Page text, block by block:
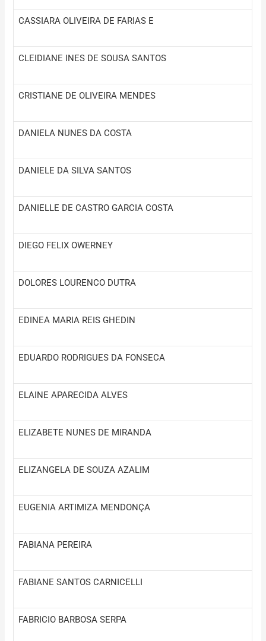
CASSIARA OLIVEIRA DE FARIAS E
CLEIDIANE INES DE SOUSA SANTOS
CRISTIANE DE OLIVEIRA MENDES
DANIELA NUNES DA COSTA
DANIELE DA SILVA SANTOS
DANIELLE DE CASTRO GARCIA COSTA
DIEGO FELIX OWERNEY
DOLORES LOURENCO DUTRA
EDINEA MARIA REIS GHEDIN
EDUARDO RODRIGUES DA FONSECA
ELAINE APARECIDA ALVES
ELIZABETE NUNES DE MIRANDA
ELIZANGELA DE SOUZA AZALIM
EUGENIA ARTIMIZA MENDONÇA
FABIANA PEREIRA
FABIANE SANTOS CARNICELLI
FABRICIO BARBOSA SERPA